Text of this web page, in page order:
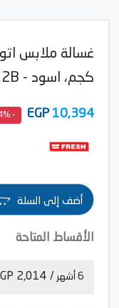
كجم، اسود - FTM07F12B
10,394
EGP
- 14%
أضف إلى السلة
الأقساط المتاحة
6 أشهر / 2,014 EGP